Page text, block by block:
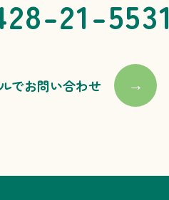
21-5531
でお問い合わせ →